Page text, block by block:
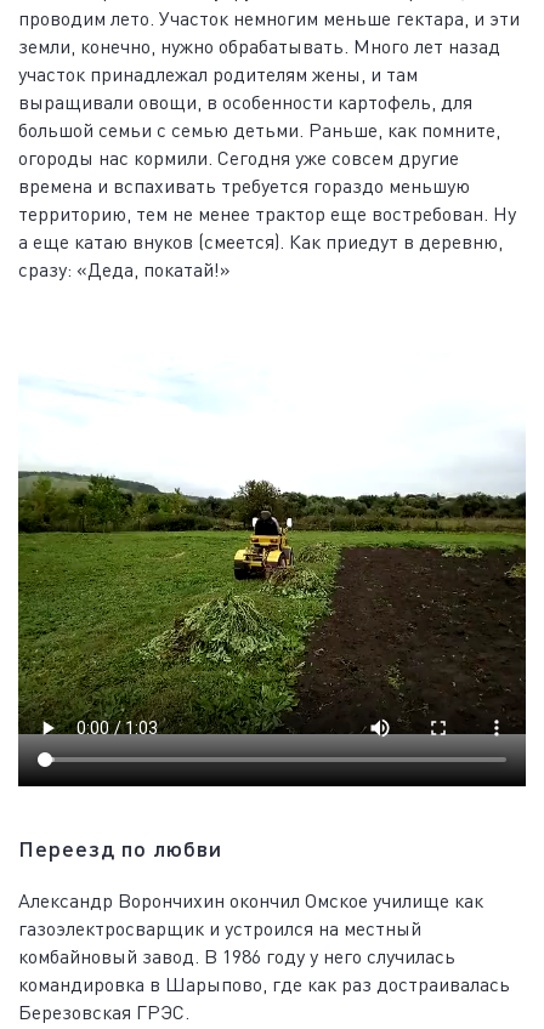
проводим лето. Участок немногим меньше гектара, и эти
земли, конечно, нужно обрабатывать. Много лет назад
участок принадлежал родителям жены, и там
выращивали овощи, в особенности картофель, для
большой семьи с семью детьми. Раньше, как помните,
огороды нас кормили. Сегодня уже совсем другие
времена и вспахивать требуется гораздо меньшую
территорию, тем не менее трактор еще востребован. Ну
а еще катаю внуков (смеется). Как приедут в деревню,
сразу: «Деда, покатай!»
Переезд по любви
Александр Ворончихин окончил Омское училище как
газоэлектросварщик и устроился на местный
комбайновый завод. В 1986 году у него случилась
командировка в Шарыпово, где как раз достраивалась
Березовская ГРЭС.